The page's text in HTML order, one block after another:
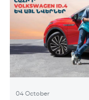
04 October